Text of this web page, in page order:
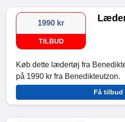
1990 kr
TILBUD
Køb dette lædertøj fra
på 1990 kr fra Benedikteutzon.
Få tilbud